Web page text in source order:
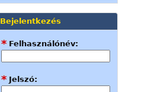
Bejelentkezés
Felhasználónév:
*
Jelszó:
*